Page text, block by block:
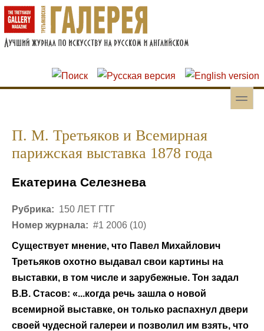
Перейти к основному содержанию
Skip to search
toggle
П. М. Третьяков и Всемирная
парижская выставка 1878 года
Екатерина Селезнева
Рубрика: 150 ЛЕТ ГТГ
Номер журнала: #1 2006 (10)
Существует мнение, что Павел Михайлович
Третьяков охотно выдавал свои картины на
выставки, в том числе и зарубежные. Тон задал
В.В. Стасов: «...когда речь зашла о новой
всемирной выставке, он только распахнул двери
своей чудесной галереи и позволил им взять, что